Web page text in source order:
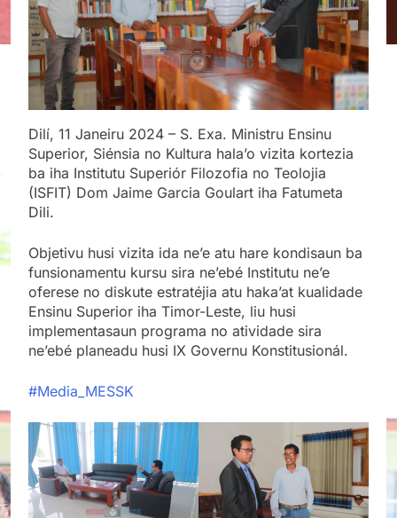
Dilí, 11 Janeiru 2024 – S. Exa. Ministru Ensinu
Superior, Siénsia no Kultura hala’o vizita kortezia
ba iha Institutu Superiór Filozofia no Teolojia
(ISFIT) Dom Jaime Garcia Goulart iha Fatumeta
Dili.
Objetivu husi vizita ida ne’e atu hare kondisaun ba
funsionamentu kursu sira ne’ebé Institutu ne’e
oferese no diskute estratéjia atu haka’at kualidade
Ensinu Superior iha Timor-Leste, liu husi
implementasaun programa no atividade sira
ne’ebé planeadu husi IX Governu Konstitusionál.
#Media_MESSK